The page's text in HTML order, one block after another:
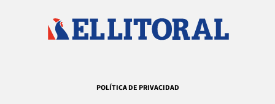
POLÍTICA DE PRIVACIDAD